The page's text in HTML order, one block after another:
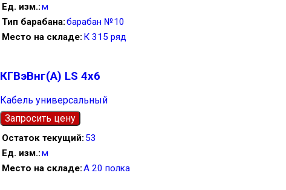
Ед. изм. м
Тип барабана барабан №10
Место на складе К 315 ряд
КГВэВнг(А) LS 4х6
Кабель универсальный
Запросить цену
Остаток текущий 53
Ед. изм. м
Место на складе А 20 полка